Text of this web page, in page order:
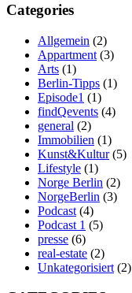
Categories
Allgemein (2)
Appartment (3)
Arts (1)
Berlin-Tipps (1)
Episode1 (1)
findQevents (4)
general (2)
Immobilien (1)
Kunst&Kultur(5)
Lifestyle (1)
Norge Berlin (2)
NorgeBerlin (3)
Podcast (4)
Podcast 1 (5)
presse (6)
real-estate (2)
Unkategorisiert (2)